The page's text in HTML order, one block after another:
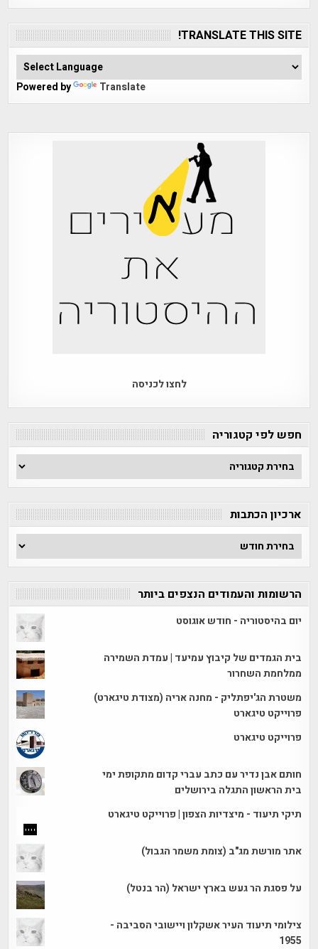
TRANSLATE THIS SITE!
Powered by Translate
לחצו לכניסה
חפש לפי קטגוריה
חפש
לפי
קטגוריה
ארכיון הכתבות
ארכיון
הכתבות
הרשומות והעמודים הנצפים ביותר
יום בהיסטוריה - חודש אוגוסט
בית הגמדים של קיבוץ עמיעד | עמדת השמירה
ממלחמת השחרור
משטרת הג'יפתליק - מחנה אריה (מצודת טיגארט)
פרוייקט טיגארט
פרוייקט טיגארט
חותם אבן נדיר עם כתב עברי קדום מתקופת ימי
בית הראשון התגלה בירושלים
תיקי תיעוד - מיצדיות הצפון | פרוייקט טיגארט
אתר מורשת מג"ב (צומת משמר הגבול)
על פסגת הר געש בארץ ישראל (הר בנטל)
צילומי תיעוד העיר אשקלון ויישובי הסביבה -
1955